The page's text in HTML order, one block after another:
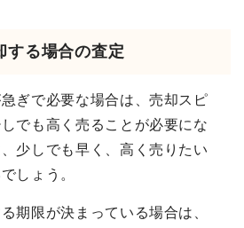
する場合の査定
ぎで必要な場合は、売却スピ
でも高く売ることが必要にな
少しでも早く、高く売りたい
しょう。
期限が決まっている場合は、